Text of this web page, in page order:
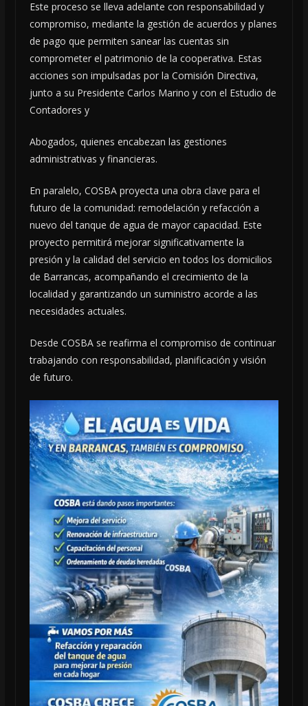
Este proceso se lleva adelante con responsabilidad y
compromiso, mediante la gestión de acuerdos y planes
de pago que permiten sanear las cuentas sin
comprometer el patrimonio de la cooperativa. Estas
acciones son impulsadas por la Comisión Directiva,
junto a su Presidente Carlos Marino y con el Estudio de
Contadores y
Abogados, quienes encabezan las gestiones
administrativas y financieras.
En paralelo, COSBA proyecta una obra clave para el
futuro de la comunidad: remodelación y refacción a
nuevo del tanque de agua de mayor capacidad. Este
proyecto permitirá mejorar significativamente la
presión y la calidad del servicio en todos los domicilios
de Barrancas, acompañando el crecimiento de la
localidad y garantizando un suministro acorde a las
necesidades actuales.
Desde COSBA se reafirma el compromiso de continuar
trabajando con responsabilidad, planificación y visión
de futuro.